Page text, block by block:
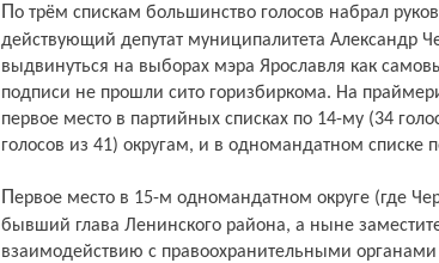
По трём спискам большинство голосов набрал руководитель «Гильдии ТСЖ»,
действующий депутат муниципалитета Александр
выдвинуться на выборах мэра Ярославля как
подписи не прошли сито горизбиркома. На
первое место в партийных списках по 14-му (34
голосов из 41) округам, и в одномандатном списке
Первое место в 15-м одномандатном округе (где Черепанин не выдвигался) занял
бывший глава Ленинского района, а ныне
взаимодействию с правоохранительными